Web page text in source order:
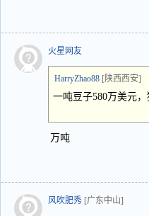
火星网友
HarryZhao88 [陕西西安]
一吨豆子580万美元
万吨
风吹肥秀 [广东中山]